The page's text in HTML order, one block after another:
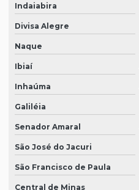
Indaiabira
Divisa Alegre
Naque
Ibiaí
Inhaúma
Galiléia
Senador Amaral
São José do Jacuri
São Francisco de Paula
Central de Minas